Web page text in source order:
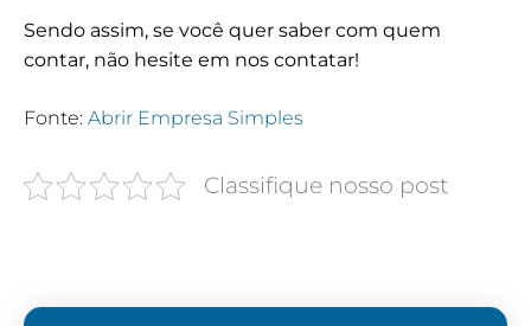
Sendo assim, se você quer saber com quem
contar, não hesite em nos contatar!
Fonte: Abrir Empresa Simples
Classifique nosso post